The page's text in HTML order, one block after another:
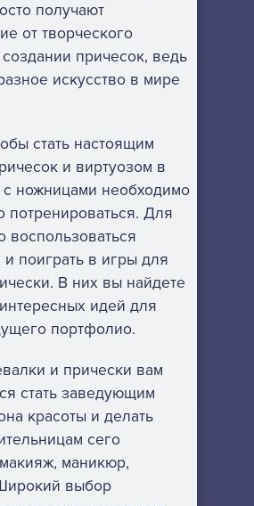
получают
от творческого
причесок, ведь
искусство в мире
стать настоящим
и виртуозом в
ножницами необходимо
потренироваться. Для
воспользоваться
и поиграть в игры для
В них вы найдете
идей для
портфолио.
и прически вам
стать заведующим
красоты и делать
сего
маникюр,
выбор